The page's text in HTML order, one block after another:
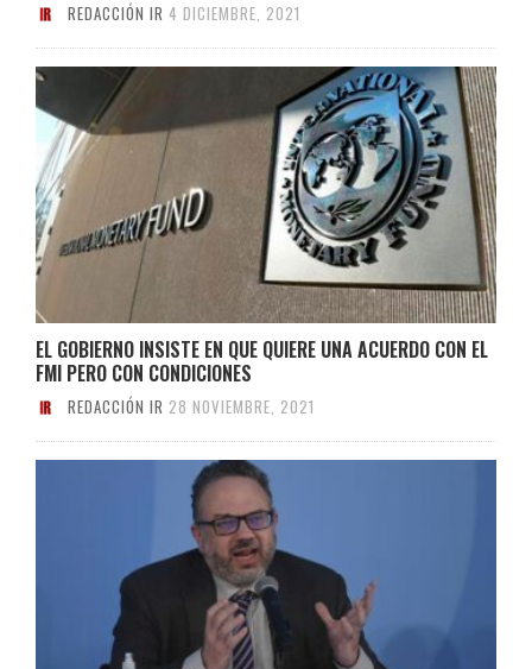
REDACCIÓN IR 4 DICIEMBRE, 2021
EL GOBIERNO INSISTE EN QUE QUIERE UNA ACUERDO CON EL
FMI PERO CON CONDICIONES
REDACCIÓN IR 28 NOVIEMBRE, 2021